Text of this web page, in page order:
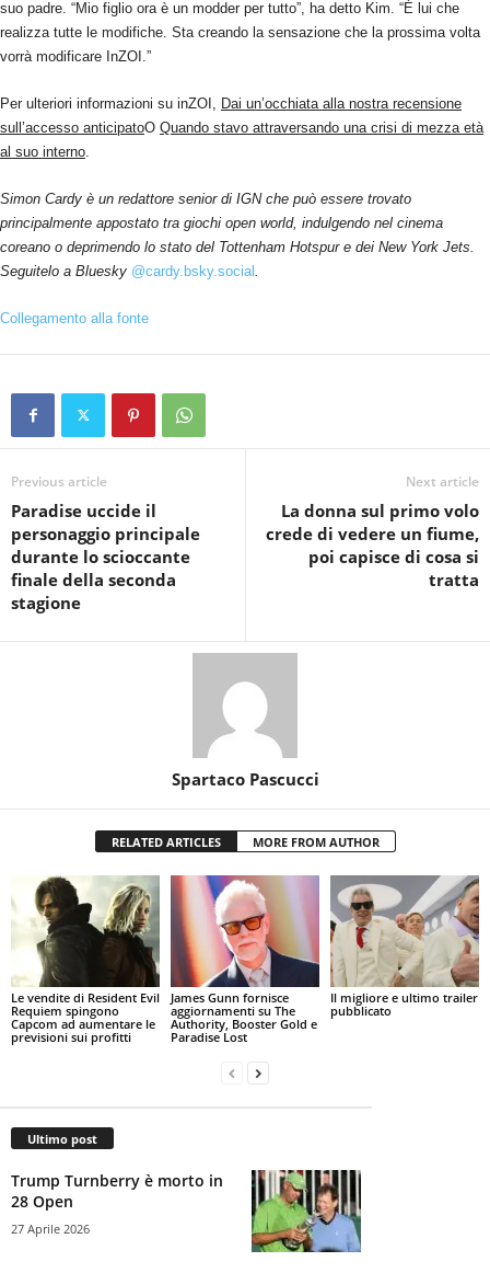
suo padre. “Mio figlio ora è un modder per tutto”, ha detto Kim. “È lui che
realizza tutte le modifiche. Sta creando la sensazione che la prossima volta
vorrà modificare InZOI.”
Per ulteriori informazioni su inZOI, Dai un’occhiata alla nostra recensione
sull’accesso anticipatoO Quando stavo attraversando una crisi di mezza età
al suo interno.
Simon Cardy è un redattore senior di IGN che può essere trovato
principalmente appostato tra giochi open world, indulgendo nel cinema
coreano o deprimendo lo stato del Tottenham Hotspur e dei New York Jets.
Seguitelo a Bluesky @cardy.bsky.social.
Collegamento alla fonte
Previous article
Paradise uccide il
personaggio principale
durante lo scioccante
finale della seconda
stagione
Next article
La donna sul primo volo
crede di vedere un fiume,
poi capisce di cosa si
tratta
Spartaco Pascucci
RELATED ARTICLES MORE FROM AUTHOR
Le vendite di Resident Evil
Requiem spingono
Capcom ad aumentare le
previsioni sui profitti
James Gunn fornisce
aggiornamenti su The
Authority, Booster Gold e
Paradise Lost
Il migliore e ultimo trailer
pubblicato
Ultimo post
Trump Turnberry è morto in
28 Open
27 Aprile 2026